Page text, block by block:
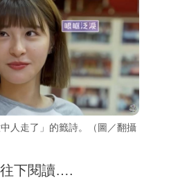
人走了」的籤詩。（圖／翻攝
下閱讀….